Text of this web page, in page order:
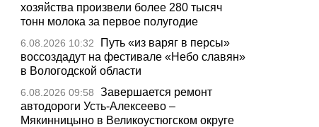
хозяйства произвели более 280 тысяч
тонн молока за первое полугодие
6.08.2026 10:32
Путь «из варяг в персы»
воссоздадут на фестивале «Небо славян»
в Вологодской области
6.08.2026 09:58
Завершается ремонт
автодороги Усть-Алексеево –
Мякинницыно в Великоустюгском округе